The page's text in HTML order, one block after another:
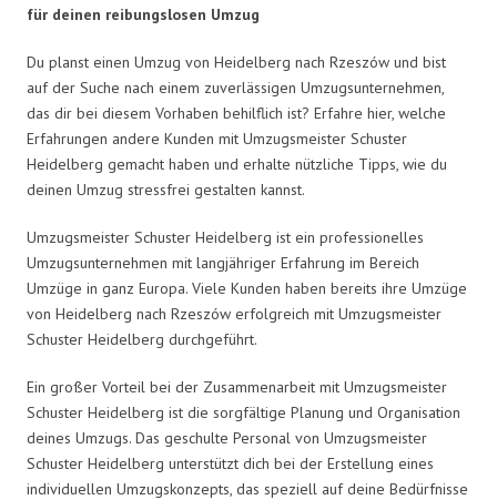
für deinen reibungslosen Umzug
Du planst einen Umzug von Heidelberg nach Rzeszów und bist
auf der Suche nach einem zuverlässigen Umzugsunternehmen,
das dir bei diesem Vorhaben behilflich ist? Erfahre hier, welche
Erfahrungen andere Kunden mit Umzugsmeister Schuster
Heidelberg gemacht haben und erhalte nützliche Tipps, wie du
deinen Umzug stressfrei gestalten kannst.
Umzugsmeister Schuster Heidelberg ist ein professionelles
Umzugsunternehmen mit langjähriger Erfahrung im Bereich
Umzüge in ganz Europa. Viele Kunden haben bereits ihre Umzüge
von Heidelberg nach Rzeszów erfolgreich mit Umzugsmeister
Schuster Heidelberg durchgeführt.
Ein großer Vorteil bei der Zusammenarbeit mit Umzugsmeister
Schuster Heidelberg ist die sorgfältige Planung und Organisation
deines Umzugs. Das geschulte Personal von Umzugsmeister
Schuster Heidelberg unterstützt dich bei der Erstellung eines
individuellen Umzugskonzepts, das speziell auf deine Bedürfnisse